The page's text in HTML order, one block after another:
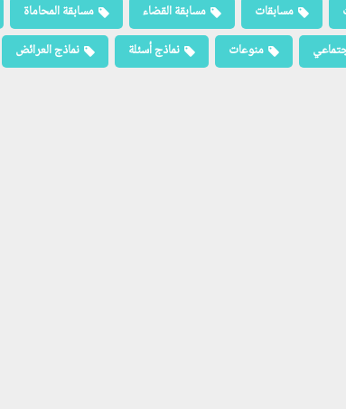
مسابقات مسابقة القضاء مسابقة المحاماة
منوعات نماذج أسئلة نماذج العرائض